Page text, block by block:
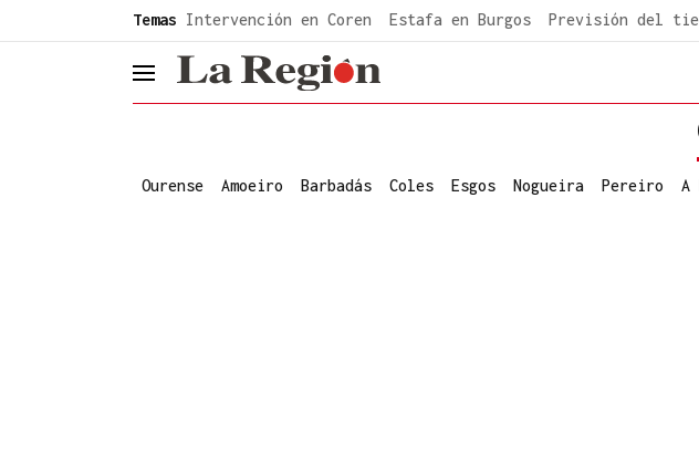
Temas Intervención en Coren Estafa en Burgos Previsión del
header.menu.open
Ourense Amoeiro Barbadás Coles Esgos Nogueira Pereiro A